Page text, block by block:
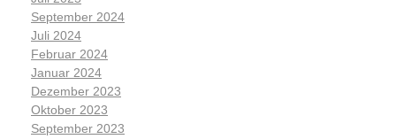
September 2024
Juli 2024
Februar 2024
Januar 2024
Dezember 2023
Oktober 2023
September 2023